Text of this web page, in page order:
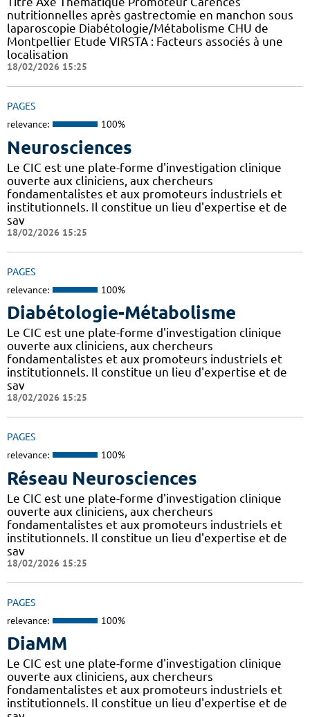
nutritionnelles après gastrectomie en manchon sous
laparoscopie Diabétologie/Métabolisme CHU de
Montpellier Etude VIRSTA : Facteurs associés à une
localisation
18/02/2026 15:25
PAGES
relevance: 100%
Neurosciences
Le CIC est une plate-forme d'investigation clinique
ouverte aux cliniciens, aux chercheurs
fondamentalistes et aux promoteurs industriels et
institutionnels. Il constitue un lieu d'expertise et de
sav
18/02/2026 15:25
PAGES
relevance: 100%
Diabétologie-Métabolisme
Le CIC est une plate-forme d'investigation clinique
ouverte aux cliniciens, aux chercheurs
fondamentalistes et aux promoteurs industriels et
institutionnels. Il constitue un lieu d'expertise et de
sav
18/02/2026 15:25
PAGES
relevance: 100%
Réseau Neurosciences
Le CIC est une plate-forme d'investigation clinique
ouverte aux cliniciens, aux chercheurs
fondamentalistes et aux promoteurs industriels et
institutionnels. Il constitue un lieu d'expertise et de
sav
18/02/2026 15:25
PAGES
relevance: 100%
DiaMM
Le CIC est une plate-forme d'investigation clinique
ouverte aux cliniciens, aux chercheurs
fondamentalistes et aux promoteurs industriels et
institutionnels. Il constitue un lieu d'expertise et de